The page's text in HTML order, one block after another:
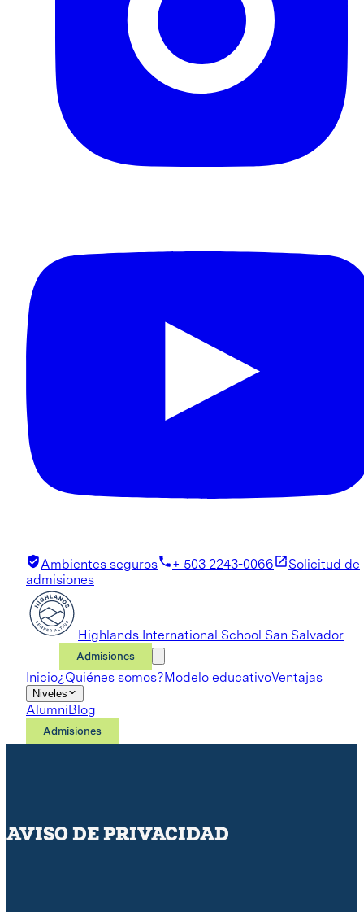
Ambientes seguros + 503 2243-0066
Solicitud de
admisiones
Highlands International School San Salvador
Admisiones
Inicio¿Quiénes somos?Modelo educativoVentajas
Niveles
AlumniBlog
Admisiones
AVISO DE PRIVACIDAD